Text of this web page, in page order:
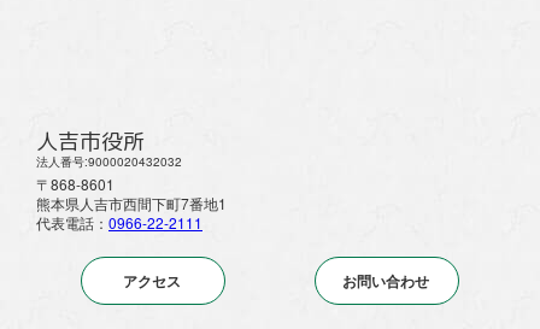
人吉市役所
法人番号:9000020432032
〒868-8601
熊本県人吉市西間下町7番地1
代表電話： 0966-22-2111
アクセス お問い合わせ